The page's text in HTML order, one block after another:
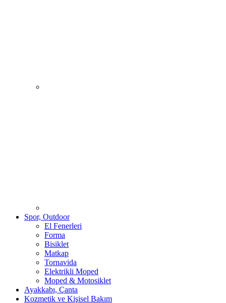
Spor, Outdoor
El Fenerleri
Forma
Bisiklet
Matkap
Tornavida
Elektrikli Moped
Moped & Motosiklet
Ayakkabı, Çanta
Kozmetik ve Kişisel Bakım